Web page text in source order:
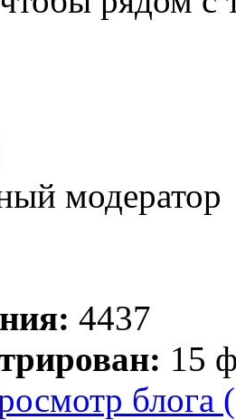
модератор
4437
15
блога